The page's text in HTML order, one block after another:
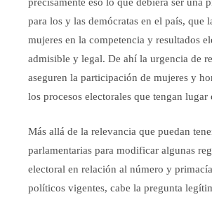
para los y las demócratas en el país, que
mujeres en la competencia y resultados
admisible y legal. De ahí la urgencia de
aseguren la participación de mujeres y
los procesos electorales que tengan lugar
Más allá de la relevancia que puedan
parlamentarias para modificar algunas
electoral en relación al número y
políticos vigentes, cabe la pregunta